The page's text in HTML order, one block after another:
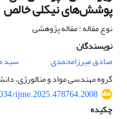
پوشش‌های نیکلی خالص
نوع مقاله : مقاله پژوهشی
نویسندگان
صادق میرزامحمدی
سید
گروه مهندسی مواد و متالورژی،
ijme.2025.478764.2008
چکیده